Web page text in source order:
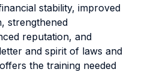
stability, improved
strengthened
reputation, and
and spirit of laws and
the training needed